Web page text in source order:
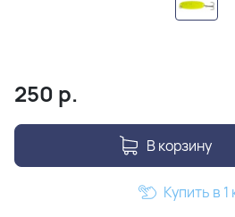
250 р.
В корзину
Купить в 1